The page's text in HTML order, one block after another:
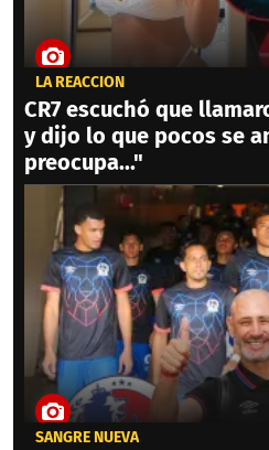
LA REACCIÓN
CR7 escuchó que
y dijo lo que pocos se
preocupa..."
SANGRE NUEVA